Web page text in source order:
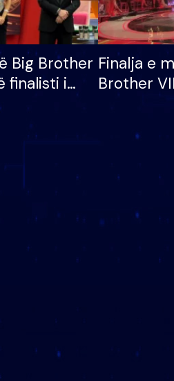
Big Brother
finalisti i
Finalja e
Brother
banori i
dhe
të fituar